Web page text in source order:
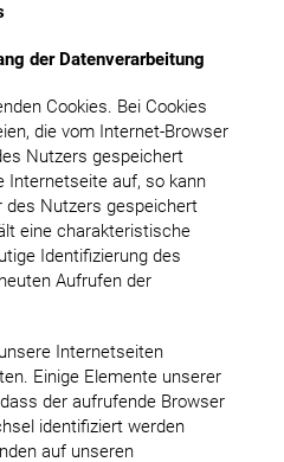
der Datenverarbeitung
Cookies. Bei Cookies
die vom Internet-Browser
Nutzers gespeichert
Internetseite auf, so kann
des Nutzers gespeichert
eine charakteristische
Identifizierung des
Aufrufen der
Internetseiten
Einige Elemente unserer
der aufrufende Browser
identifiziert werden
auf unseren